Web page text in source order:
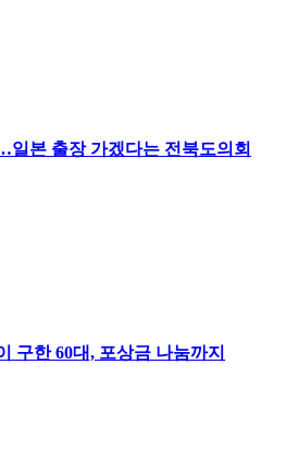
본 출장 가겠다는 전북도의회
구한 60대, 포상금 나눔까지